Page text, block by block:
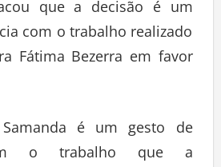
que a decisão é um
com o trabalho realizado
Fátima Bezerra em favor
é um gesto de
o trabalho que a